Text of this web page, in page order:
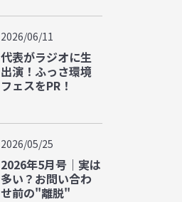
2026/06/11
代表がラジオに生
出演！ふっさ環境
フェスをPR！
2026/05/25
2026年5月号｜実は
多い？お問い合わ
せ前の"離脱"